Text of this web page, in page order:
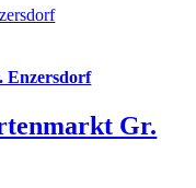
Enzersdorf
Gr.